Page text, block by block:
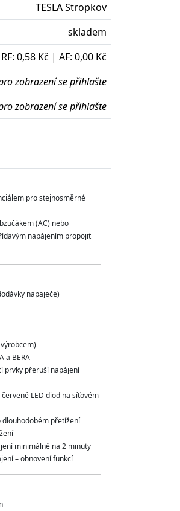
TESLA Stropkov
skladem
RF: 0,58 Kč | AF: 0,00 Kč
zobrazení se přihlašte
zobrazení se přihlašte
pro stejnosměrné
(AC) nebo
napájením propojit
napaječe)
a BERA
prvky přeruší napájení
LED diod na síťovém
přetížení
minimálně na 2 minuty
– obnovení funkcí